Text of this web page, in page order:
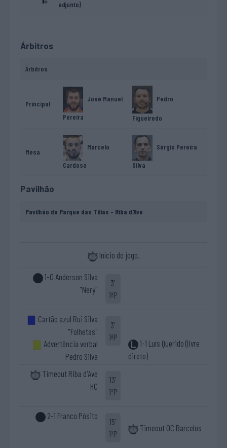
adjunto)
Árbitros
Árbitros
Principal
José Manuel
Pereira
Pedro
Figueiredo
Mesa
Marcelo
Cardoso
Sérgio Pereira
Silva
Pavilhão
Pavilhão do Parque das Tílias - Riba d'Ave
Início do jogo.
1-0 Anderson Silva
"Nery"
3'
1ªP
Cartão azul Rui Silva
"Folhetas"
Advertência verbal
Pedro Silva
3'
1ªP
1-1 Luís Querido (livre
direto)
Timeout Riba d'Ave
HC
13'
1ªP
2-1 Franco Pósito
15'
1ªP
Timeout OC Barcelos